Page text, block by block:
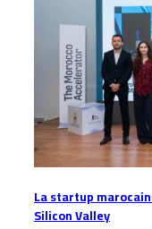
La startup
Silicon Valley